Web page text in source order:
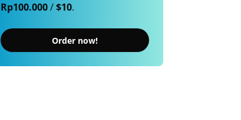
Rp100.000/$10.
Order now!